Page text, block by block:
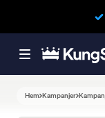
Hem Kampanjer